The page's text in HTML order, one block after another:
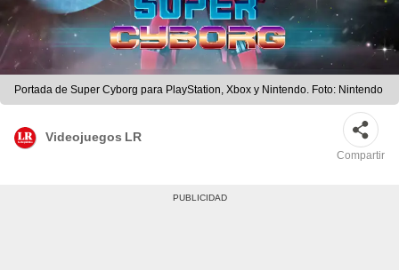
Portada de Super Cyborg para PlayStation, Xbox y Nintendo. Foto: Nintendo
Videojuegos LR
Compartir